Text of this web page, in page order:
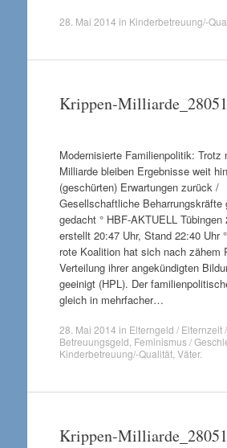
28. Mai 2014 in Kinderbetreuung/-
Krippen-
Modernisierte Familienpolitik: Trotz
Milliarde bleiben Ergebnisse weit
(geschürten) Erwartungen zurück /
Gesellschaftliche Beharrungskräfte
gedacht ° HBF-AKTUELL Tübingen
erstellt 20:47 Uhr, Stand 22:40 Uhr
rote Koalition hat sich nach zähem
Verteilung ihrer angekündigten
geeinigt (HPL). Der
gleich in mehrfacher…
28. Mai 2014 in Elterngeld / Elternzeit /
Betreuungsgeld Feminismus /
Kinderbetreuung/-Qualität, Väter.
Krippen-